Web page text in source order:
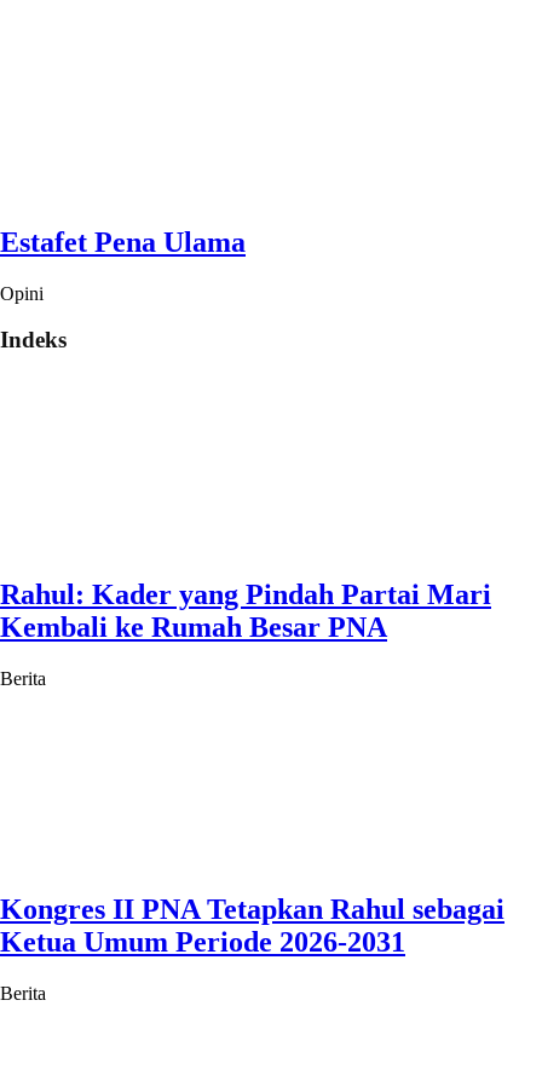
Estafet Pena Ulama
Opini
Indeks
Rahul: Kader yang Pindah Partai Mari
Kembali ke Rumah Besar PNA
Berita
Kongres II PNA Tetapkan Rahul sebagai
Ketua Umum Periode 2026-2031
Berita